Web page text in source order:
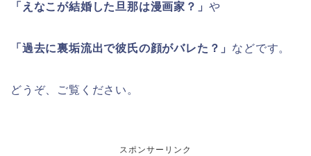
「えなこが結婚した旦那は漫画家？」 や
「過去に裏垢流出で彼氏の顔がバレた？」 などです。
どうぞ、ご覧ください。
スポンサーリンク